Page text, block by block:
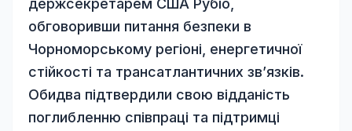
держсекретарем США Рубіо,
обговоривши питання безпеки в
Чорноморському регіоні, енергетичної
стійкості та трансатлантичних зв’язків.
Обидва підтвердили свою відданість
поглибленню співпраці та підтримці